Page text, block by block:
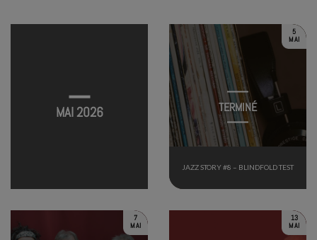
MAI 2026
5
MAI
JAZZ STORY #8 – BLINDFOLD TEST
TERMINÉ
7
MAI
13
MAI